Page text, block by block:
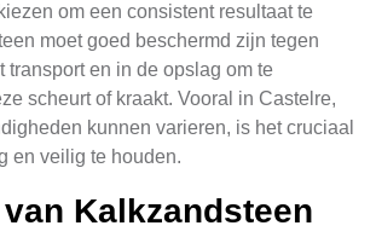
om een consistent resultaat te
moet goed beschermd zijn tegen
transport en in de opslag om te
scheurt of kraakt. Vooral in Castelre,
kunnen varieren, is het cruciaal
en veilig te houden.
Kalkzandsteen